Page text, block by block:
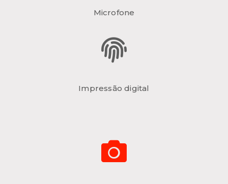
Microfone
Impressão digital